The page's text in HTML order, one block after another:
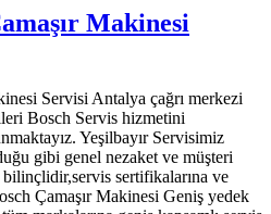
Makinesi
Servisi Antalya çağrı merkezi
Bosch Servis hizmetini
Yeşilbayır Servisimiz
gibi genel nezaket ve müşteri
sertifikalarına ve
Çamaşır Makinesi Geniş yedek